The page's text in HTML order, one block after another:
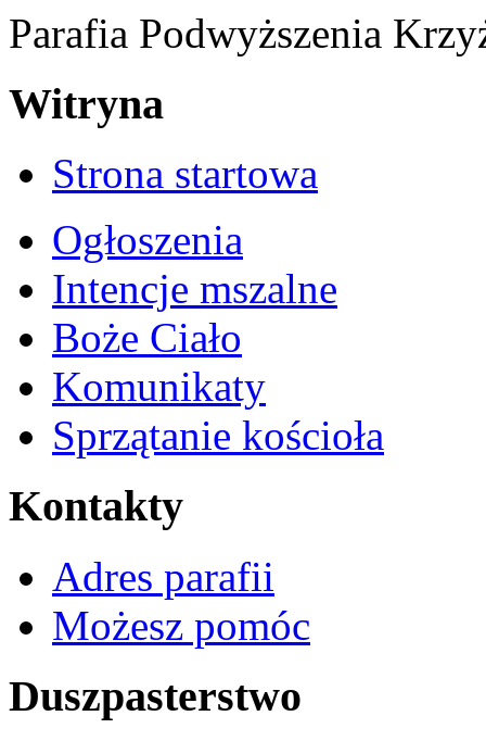
Parafia Podwyższenia
Witryna
Strona startowa
Ogłoszenia
Intencje mszalne
Boże Ciało
Komunikaty
Sprzątanie kościoła
Kontakty
Adres parafii
Możesz pomóc
Duszpasterstwo